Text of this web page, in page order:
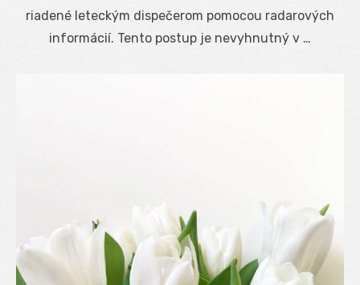
riadené leteckým dispečerom pomocou radarových
informácií. Tento postup je nevyhnutný v …